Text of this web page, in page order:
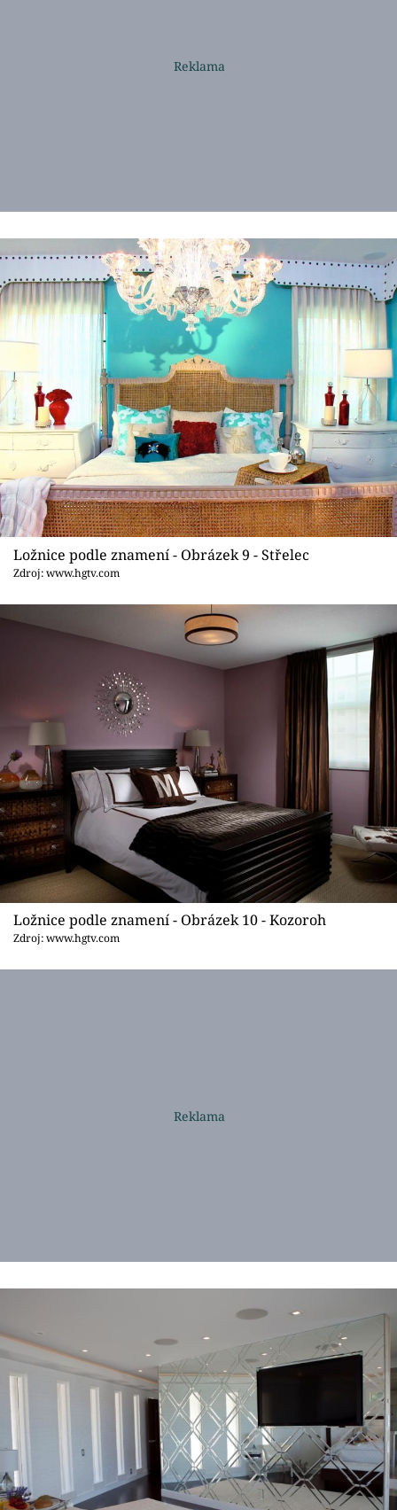
Ložnice podle znamení - Obrázek 9 - Střelec
Zdroj: www.hgtv.com
Ložnice podle znamení - Obrázek 10 - Kozoroh
Zdroj: www.hgtv.com